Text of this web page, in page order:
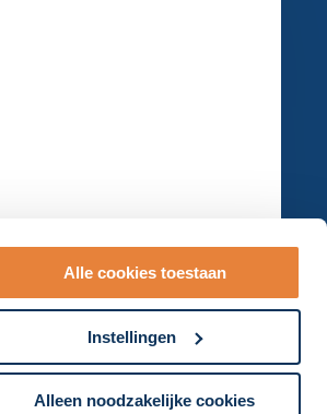
Alle cookies toestaan
Instellingen
Alleen noodzakelijke cookies